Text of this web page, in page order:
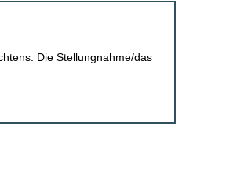
Die Stellungnahme/das